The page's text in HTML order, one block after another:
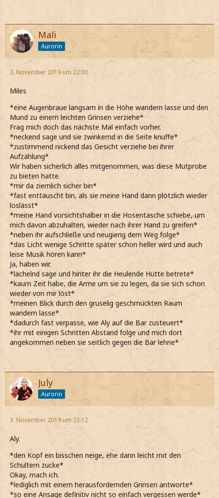
Mali
Aurorin
3. November 2019 um 22:00
Miles
*eine Augenbraue langsam in die Höhe wandern lasse und den
Mund zu einem leichten Grinsen verziehe*
Frag mich doch das nächste Mal einfach vorher.
*neckend sage und sie zwinkernd in die Seite knuffe*
*zustimmend nickend das Gesicht verziehe bei ihrer
Aufzählung*
Wir haben sicherlich alles mitgenommen, was diese Mutprobe
zu bieten hatte.
*mir da ziemlich sicher bin*
*fast enttäuscht bin, als sie meine Hand dann plötzlich wieder
loslässt*
*meine Hand vorsichtshalber in die Hosentasche schiebe, um
mich davon abzuhalten, wieder nach ihrer Hand zu greifen*
*neben ihr aufschließe und neugierig dem Weg folge*
*das Licht wenige Schritte später schon heller wird und auch
leise Musik hören kann*
Ja, haben wir.
*lächelnd sage und hinter ihr die Heulende Hütte betrete*
*kaum Zeit habe, die Arme um sie zu legen, da sie sich schon
wieder von mir löst*
*meinen Blick durch den gruselig geschmückten Raum
wandern lasse*
*dadurch fast verpasse, wie Aly auf die Bar zusteuert*
*ihr mit einigen Schritten Abstand folge und mich dort
angekommen neben sie seitlich gegen die Bar lehne*
July
Aurorin
3. November 2019 um 22:12
Aly.
*den Kopf ein bisschen neige, ehe dann leicht mit den
Schultern zucke*
Okay, mach ich.
*lediglich mit einem herausfordernden Grinsen antworte*
*so eine Ansage definitiv nicht so einfach vergessen werde*